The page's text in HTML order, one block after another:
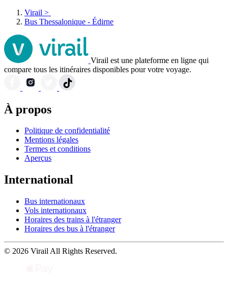
Virail >
Bus Thessalonique - Édirne
Virail est une plateforme en ligne qui
compare tous les itinéraires disponibles pour votre voyage.
À propos
Politique de confidentialité
Mentions légales
Termes et conditions
Aperçus
International
Bus internationaux
Vols internationaux
Horaires des trains à l'étranger
Horaires des bus à l'étranger
© 2026 Virail All Rights Reserved.